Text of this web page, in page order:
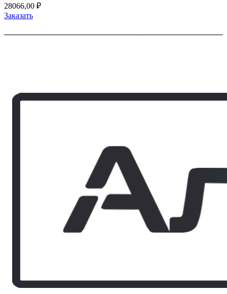
28066,00 ₽
Заказать